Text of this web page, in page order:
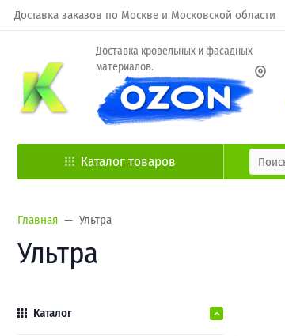
Доставка заказов по Москве и Московской области
Доставка кровельных и фасадных
материалов.
Каталог товаров
Главная Ультра
Ультра
Каталог